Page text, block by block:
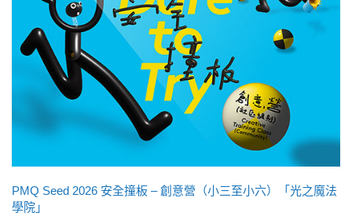
PMQ Seed 2026 安全撞板 – 創意營（小三至小六）「光之魔法
學院」